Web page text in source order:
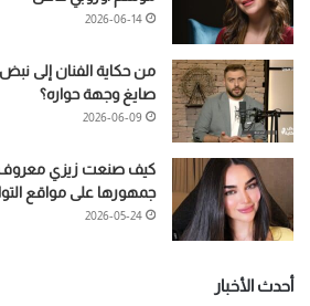
2026-06-14
من حكاية الفنان إلى نبض
صايغ وجهة حواره؟
2026-06-09
كيف صنعت زيزي معروف
جمهورها على مواقع
2026-05-24
أحدث الأخبار